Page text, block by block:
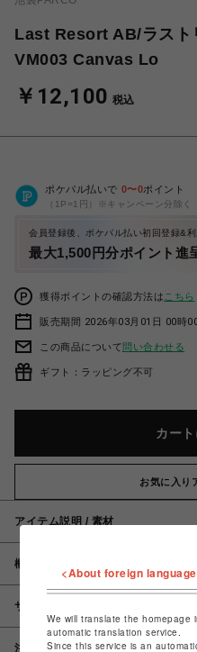
Last Resort AB/ラス
VM003 Canvas Lo
￥12,100 税込
ポケパル払いで 0〜0ポイント
（1P=1円）※キャンペーン分除く
会員登録後、ポケパル払い初回登録&
最大1,500円分ポイント進
獲得ポイントの確認方法は こちら
販売期間 2026年03月01日 00時
この商品について問い合わせる
ギフト：ラッピング不可
カー
お気に入り
アイテム説明 / 素材
概要
サイズ
注意事項
<About foreign
We will translate the
automatic translation service.
Since this service is an